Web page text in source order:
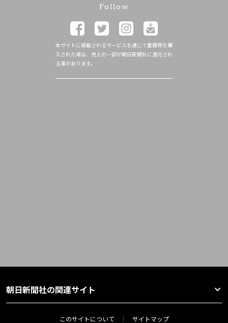
Follow
本サイトに掲載されるサービスを通じて書籍等を購
入された場合、売上の一部が朝日新聞社に還元され
る事があります。
朝日新聞社の関連サイト
このサイトについて サイトマップ